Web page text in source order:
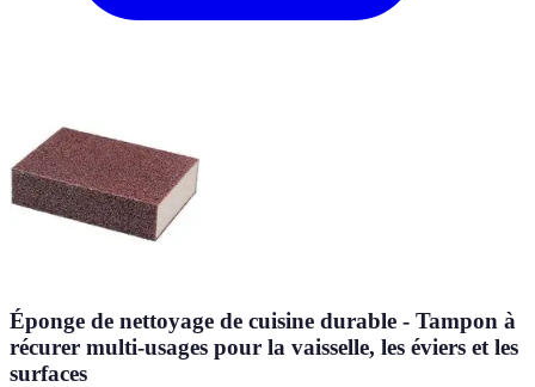
Éponge de nettoyage de cuisine durable - Tampon à
récurer multi-usages pour la vaisselle, les éviers et les
surfaces